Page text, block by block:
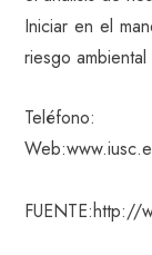
Iniciar en el
riesgo ambiental
FUENTE:http://